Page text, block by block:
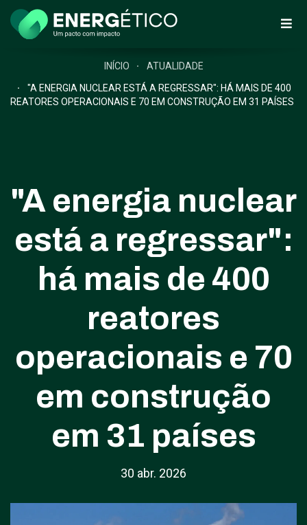
INÍCIO
ATUALIDADE
"A ENERGIA NUCLEAR ESTÁ A REGRESSAR": HÁ MAIS DE 400
REATORES OPERACIONAIS E 70 EM CONSTRUÇÃO EM 31 PAÍSES
"A energia nuclear
está a regressar":
há mais de 400
reatores
operacionais e 70
em construção
em 31 países
30 abr. 2026